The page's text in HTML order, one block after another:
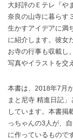
大好評のＥテレ『
奈良の山寺に暮らす
生かすアイデアに満
に紹介します。彼女
お寺の行事も収載し
写真やイラストを交
本書は、2018年7月
まと尼寺 精進日記
しています。本書掲
っちゃんの3人が、
に作っているもので